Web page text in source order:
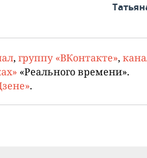
, группу «ВКонтакте»,
«Реального времени».
.